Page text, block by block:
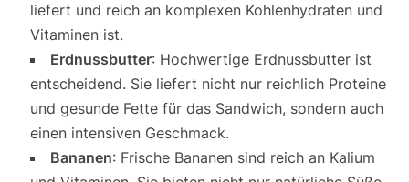
liefert und reich an komplexen Kohlenhydraten und
Vitaminen ist.
Erdnussbutter: Hochwertige Erdnussbutter ist
entscheidend. Sie liefert nicht nur reichlich Proteine
und gesunde Fette für das Sandwich, sondern auch
einen intensiven Geschmack.
Bananen: Frische Bananen sind reich an Kalium